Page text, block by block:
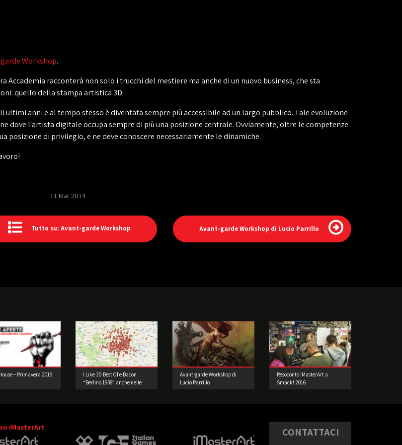
Workshop.
Accademia racconterà non solo i trucchi del mestiere ma anche di un nuovo business, che sta
quello della stampa artistica 3D.
anni e al tempo stesso è diventata sempre più accessibile ad un largo pubblico. Tale evoluzione
dove l'artista digitale occupa sempre di più una posizione centrale. Ovviamente, oltre le competenze
posizione di privilegio, e ne deve conoscere necessariamente le dinamiche.
11 Mar 2014
Tutto su: Avant-garde Workshop Avant-garde Workshop di Lucio Parrillo
– Primavera 2019
I Like 3D Best Of e Bacon
“Berlino 1938” anche nelle
Avant-garde Workshop di
Lucio Parrillo
Resoconto iMasterArt a
Smack! 2016
iMasterArt CONTATTACI